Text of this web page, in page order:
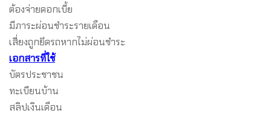
ต้องจ่ายดอกเบี้ย
มีภาระผ่อนชำระรายเดือน
เสี่ยงถูกยึดรถหากไม่ผ่อนชำระ
เอกสารที่ใช้
บัตรประชาชน
ทะเบียนบ้าน
สลิปเงินเดือน